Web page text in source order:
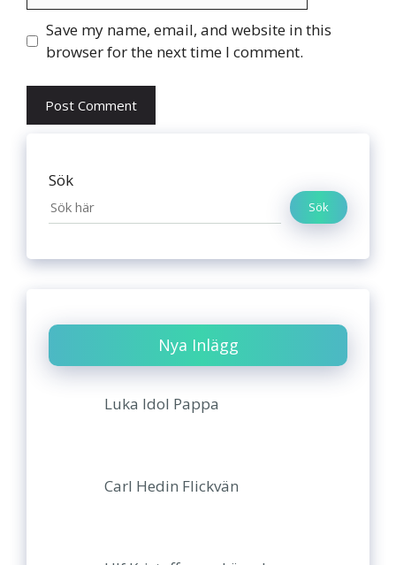
Website
Save my name, email, and website in this
browser for the next time I comment.
Sök
Sök
Nya Inlägg
Luka Idol Pappa
Carl Hedin Flickvän